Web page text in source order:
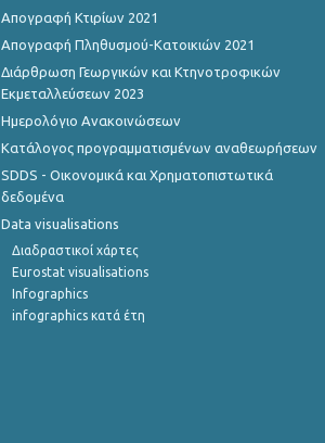
Απογραφή Κτιρίων 2021
Απογραφή Πληθυσμού-Κατοικιών 2021
Διάρθρωση Γεωργικών και Κτηνοτροφικών
Εκμεταλλεύσεων 2023
Ημερολόγιο Ανακοινώσεων
Κατάλογος προγραμματισμένων αναθεωρήσεων
SDDS - Οικονομικά και Χρηματοπιστωτικά
δεδομένα
Data visualisations
Διαδραστικοί χάρτες
Eurostat visualisations
Infographics
infographics κατά έτη